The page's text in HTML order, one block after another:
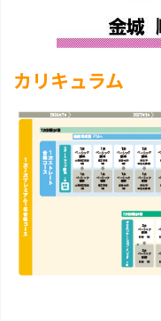
カリキュラム